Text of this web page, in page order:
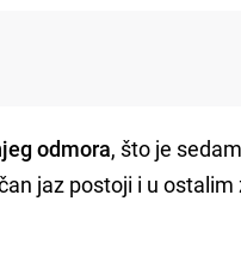
odmora, što je
jaz postoji i u